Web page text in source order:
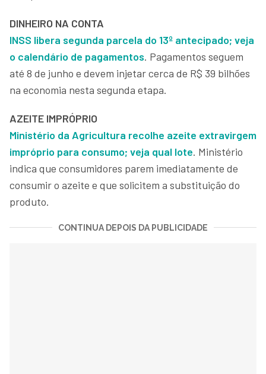
DINHEIRO NA CONTA
INSS libera segunda parcela do 13º antecipado; veja
o calendário de pagamentos. Pagamentos seguem
até 8 de junho e devem injetar cerca de R$ 39 bilhões
na economia nesta segunda etapa.
AZEITE IMPRÓPRIO
Ministério da Agricultura recolhe azeite extravirgem
impróprio para consumo; veja qual lote. Ministério
indica que consumidores parem imediatamente de
consumir o azeite e que solicitem a substituição do
produto.
CONTINUA DEPOIS DA PUBLICIDADE